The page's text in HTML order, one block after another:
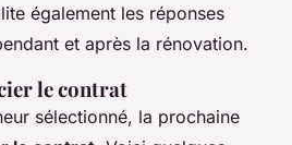
également les réponses
et après la rénovation.
le contrat
sélectionné, la prochaine